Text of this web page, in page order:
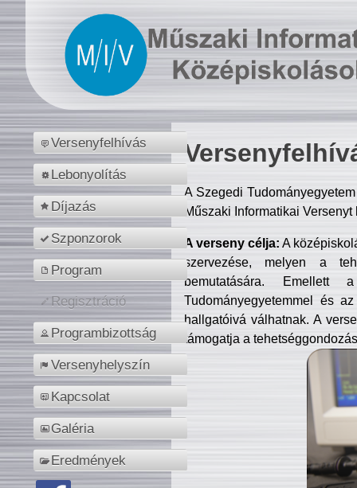
Versenyfelhívás
Lebonyolítás
Díjazás
Szponzorok
Program
Regisztráció
Programbizottság
Versenyhelyszín
Kapcsolat
Galéria
Eredmények
A Szegedi
Műszaki Informatikai
A verseny célja: A
szervezése, melyen a
bemutatására. Emellett
Tudományegyetemmel és
hallgatóivá válhatnak. A
támogatja a